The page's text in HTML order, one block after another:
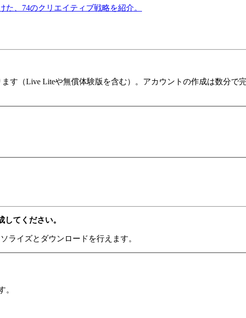
、74のクリエイティブ戦略を紹介。
す（Live Liteや無償体験版を含む）。アカウントの作成は数分
てください。
ライズとダウンロードを行えます。
。